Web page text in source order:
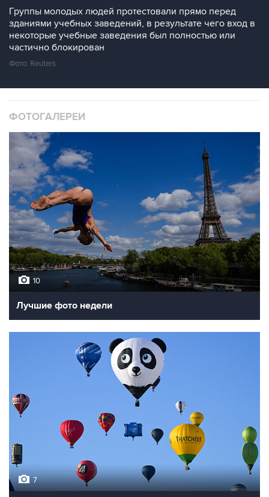
Группы молодых людей протестовали прямо перед
зданиями учебных заведений, в результате чего вход в
некоторые учебные заведения был полностью или
частично блокирован
Фото: Reuters
ФОТОГАЛЕРЕИ
10
Лучшие фото недели
7